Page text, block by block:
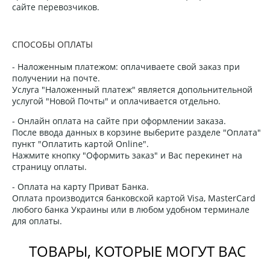
сайте перевозчиков.
СПОСОБЫ ОПЛАТЫ
- Наложенным платежом: оплачиваете свой заказ при
получении на почте.
Услуга "Наложенный платеж" является допольнительной
услугой "Новой Почты" и оплачивается отдельно.
- Онлайн оплата на сайте при оформлении заказа.
После ввода данных в корзине выберите разделе "Оплата"
пункт "Оплатить картой Online".
Нажмите кнопку "Оформить заказ" и Вас перекинет на
страницу оплаты.
- Оплата на карту Приват Банка.
Оплата производится банковской картой Visa, MasterCard
любого банка Украины или в любом удобном терминале
для оплаты.
ТОВАРЫ, КОТОРЫЕ МОГУТ ВАС